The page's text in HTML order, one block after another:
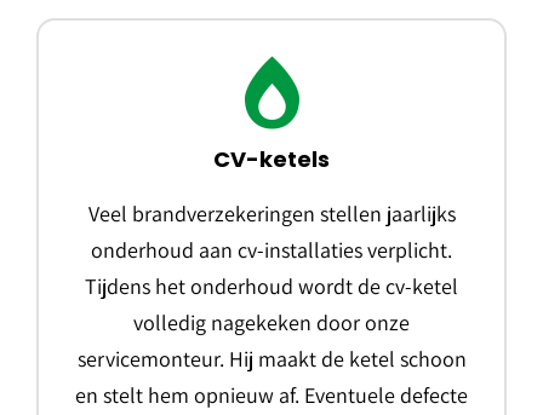
CV-ketels
Veel brandverzekeringen stellen jaarlijks
onderhoud aan cv-installaties verplicht.
Tijdens het onderhoud wordt de cv-ketel
volledig nagekeken door onze
servicemonteur. Hij maakt de ketel schoon
en stelt hem opnieuw af. Eventuele defecte